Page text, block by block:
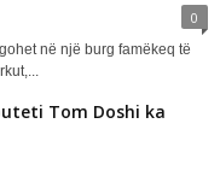
0
në një burg famëkeq të
Tom Doshi ka